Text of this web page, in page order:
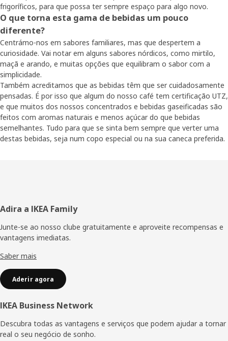
frigoríficos, para que possa ter sempre espaço para algo novo.
O que torna esta gama de bebidas um pouco
diferente?
Centrámo-nos em sabores familiares, mas que despertem a
curiosidade. Vai notar em alguns sabores nórdicos, como mirtilo,
maçã e arando, e muitas opções que equilibram o sabor com a
simplicidade.
Também acreditamos que as bebidas têm que ser cuidadosamente
pensadas. É por isso que algum do nosso café tem certificação UTZ,
e que muitos dos nossos concentrados e bebidas gaseificadas são
feitos com aromas naturais e menos açúcar do que bebidas
semelhantes. Tudo para que se sinta bem sempre que verter uma
destas bebidas, seja num copo especial ou na sua caneca preferida.
Rodapé
Adira a IKEA Family
Junte-se ao nosso clube gratuitamente e aproveite recompensas e
vantagens imediatas.
Saber mais
Aderir agora
IKEA Business Network
Descubra todas as vantagens e serviços que podem ajudar a tornar
real o seu negócio de sonho.